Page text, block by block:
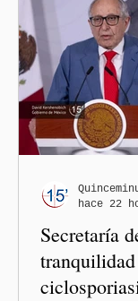
paso al
controles
Secretaría
hace 22